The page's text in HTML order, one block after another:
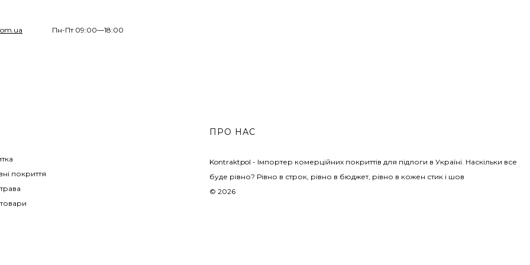
Пн-Пт 09:00—18:00
покриття
ПРО НАС
Kontraktpol - Імпортер комерційних покриттів для підлоги в Україні. Наскільки все
буде рівно? Рівно в строк, рівно в бюджет, рівно в кожен стик і шов
© 2026